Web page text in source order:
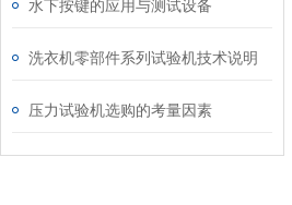
水下按键的应用与测试设备
洗衣机零部件系列试验机技术说明
压力试验机选购的考量因素